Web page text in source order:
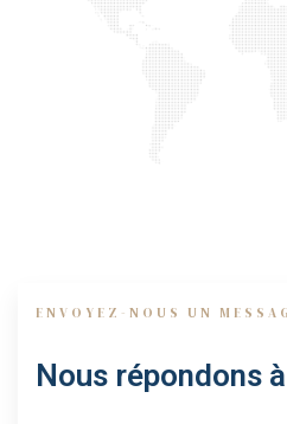
ENVOYEZ-NOUS UN
Nous répondons